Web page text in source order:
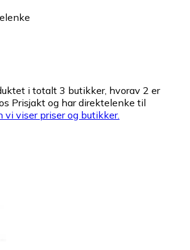
i totalt 3 butikker, hvorav 2 er
Prisjakt og har direktelenke til
vi viser priser og butikker.